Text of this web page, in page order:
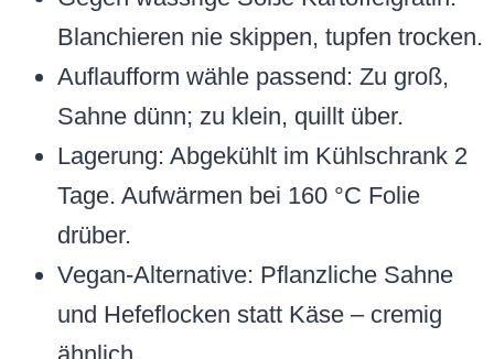
Blanchieren nie skippen, tupfen trocken.
Auflaufform wähle passend: Zu groß,
Sahne dünn; zu klein, quillt über.
Lagerung: Abgekühlt im Kühlschrank 2
Tage. Aufwärmen bei 160 °C Folie
drüber.
Vegan-Alternative: Pflanzliche Sahne
und Hefeflocken statt Käse – cremig